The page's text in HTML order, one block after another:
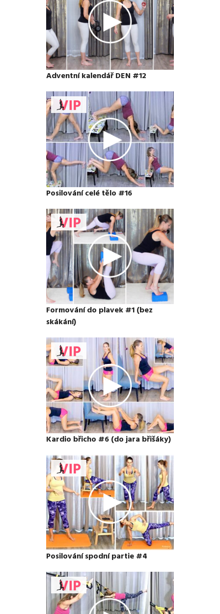
Adventní kalendář DEN #12
Posilování celé tělo #16
Formování do plavek #1 (bez
skákání)
Kardio břicho #6 (do jara břišáky)
Posilování spodní partie #4